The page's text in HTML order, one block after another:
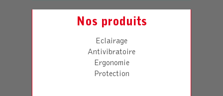
Nos produits
Eclairage
Antivibratoire
Ergonomie
Protection